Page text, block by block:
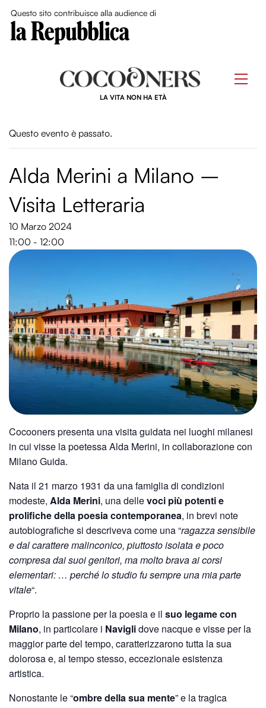
Questo sito contribuisce alla audience di
LA VITA NON HA ETÀ
Questo evento è passato.
Alda Merini a Milano –
Visita Letteraria
10 Marzo 2024
11:00 - 12:00
Cocooners presenta una visita guidata nei luoghi milanesi
in cui visse la poetessa Alda Merini, in collaborazione con
Milano Guida.
Nata il 21 marzo 1931 da una famiglia di condizioni
modeste, Alda Merini, una dellevoci più potenti e
prolifiche della poesia contemporanea, in brevi note
autobiografiche si descriveva come una “ragazza sensibile
e dal carattere malinconico, piuttosto isolata e poco
compresa dai suoi genitori, ma molto brava ai corsi
elementari: … perché lo studio fu sempre una mia parte
vitale“.
Proprio la passione per la poesia e il suo legame con
Milano, in particolare i Naviglidove nacque e visse per la
maggior parte del tempo, caratterizzarono tutta la sua
dolorosa e, al tempo stesso, eccezionale esistenza
artistica.
Nonostante le “ombre della sua mente” e la tragica